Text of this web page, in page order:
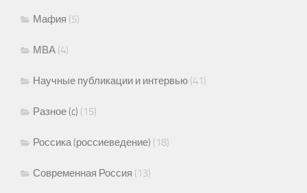
Мафия (5)
МВА (4)
Научные публикации и интервью (41)
Разное (c) (15)
Россика (россиеведение) (18)
Современная Россия (13)